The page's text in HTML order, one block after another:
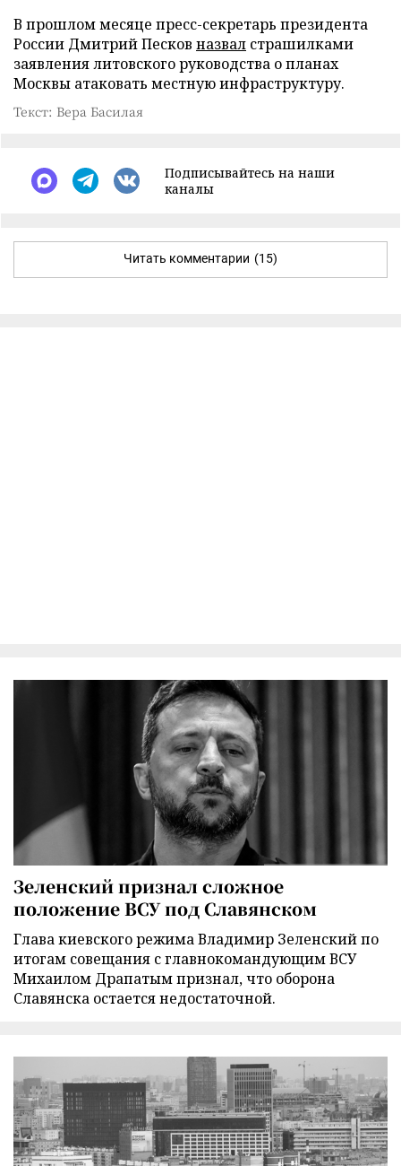
В прошлом месяце пресс-секретарь президента
России Дмитрий Песков назвал страшилками
заявления литовского руководства о планах
Москвы атаковать местную инфраструктуру.
Текст: Вера Басилая
Подписывайтесь на наши
каналы
Читать комментарии (15)
Зеленский признал сложное
положение ВСУ под Славянском
Глава киевского режима Владимир Зеленский по
итогам совещания с главнокомандующим ВСУ
Михаилом Драпатым признал, что оборона
Славянска остается недостаточной.